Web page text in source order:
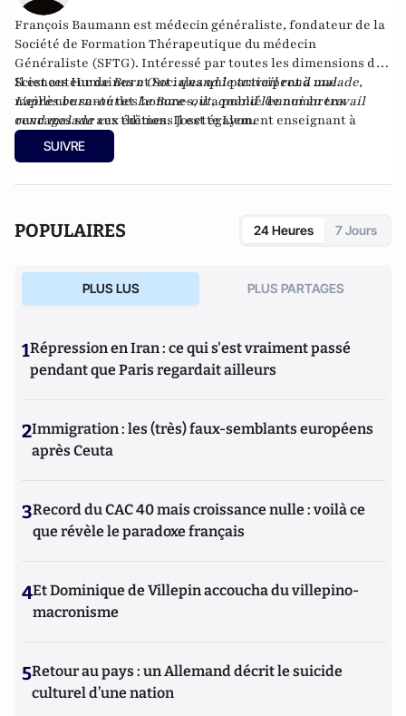
François Baumann est médecin généraliste, fondateur de la
Société de Formation Thérapeutique du médecin
Généraliste (SFTG). Intéressé par toutes les dimensions des
Sciences Humaines et Sociales qui participent à une
meilleure santé des hommes, il a publié de nombreux
ouvrages sur ces thèmes. Il est également enseignant à
l'Université Paris V et membre du comité Scientifique
International de l'UNESCO (département de Bioéthique).
Il est auteur deBurn Out : quand le travail rend malade,
L'après burn-outetLe Bore-out, quand l'ennui au travail
rend maladeaux éditions Josette Lyon.
SUIVRE
POPULAIRES 24 Heures 7 Jours
PLUS LUS PLUS PARTAGES
1Répression en Iran : ce qui s'est vraiment passé
pendant que Paris regardait ailleurs
2Immigration : les (très) faux-semblants européens
après Ceuta
3Record du CAC 40 mais croissance nulle : voilà ce
que révèle le paradoxe français
4Et Dominique de Villepin accoucha du villepino-
macronisme
5Retour au pays : un Allemand décrit le suicide
culturel d’une nation